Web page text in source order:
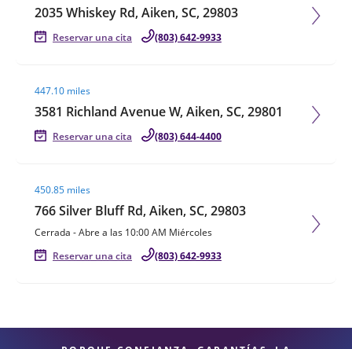
2035 Whiskey Rd, Aiken, SC, 29803
Reservar una cita (803) 642-9933
447.10 miles
3581 Richland Avenue W, Aiken, SC, 29801
Reservar una cita (803) 644-4400
450.85 miles
766 Silver Bluff Rd, Aiken, SC, 29803
Cerrada -Abre a las 10:00 AM Miércoles
Reservar una cita
(803) 642-9933